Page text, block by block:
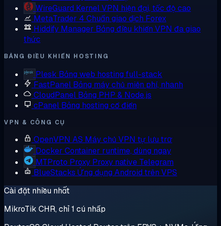
WireGuard Kernel VPN hiện đại, tốc độ cao
MetaTrader 4 Chuẩn giao dịch Forex
Hiddify Manager Bảng điều khiển VPN đa giao
thức
BẢNG ĐIỀU KHIỂN HOSTING
Plesk Bảng web hosting full-stack
FastPanel Bảng máy chủ miễn phí, nhanh
CloudPanel Bảng PHP & Node.js
cPanel Bảng hosting cổ điển
VPN & CÔNG CỤ
OpenVPN AS Máy chủ VPN tự lưu trữ
Docker Container runtime, dùng ngay
MTProto Proxy Proxy native Telegram
BlueStacks Ứng dụng Android trên VPS
Cài đặt nhiều nhất
MikroTik CHR, chỉ 1 cú nhấp